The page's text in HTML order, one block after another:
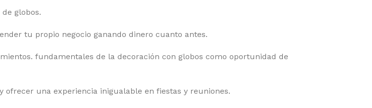
globos.
tu propio negocio ganando dinero cuanto antes.
fundamentales de la decoración con globos como oportunidad de
ofrecer una experiencia inigualable en fiestas y reuniones.